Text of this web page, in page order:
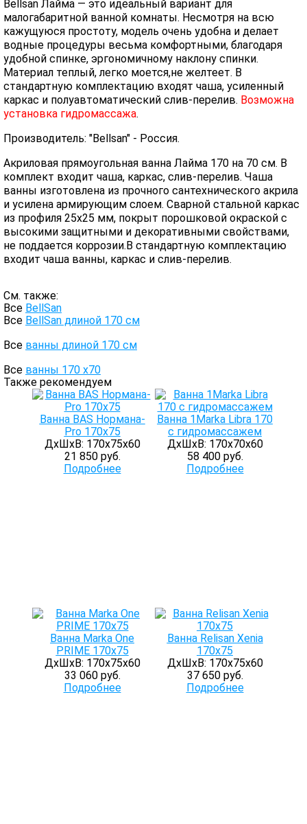
Bellsan Лайма — это идеальный вариант для
малогабаритной ванной комнаты. Несмотря на всю
кажущуюся простоту, модель очень удобна и делает
водные процедуры весьма комфортными, благодаря
удобной спинке, эргономичному наклону спинки.
Материал теплый, легко моется,не желтеет. В
стандартную комплектацию входят чаша, усиленный
каркас и полуавтоматический слив-перелив. Возможна
установка гидромассажа.
Производитель: "Bellsan" - Россия.
Акриловая прямоугольная ванна Лайма 170 на 70 см. В
комплект входит чаша, каркас, слив-перелив. Чаша
ванны изготовлена из прочного сантехнического акрила
и усилена армирующим слоем. Сварной стальной каркас
из профиля 25х25 мм, покрыт порошковой окраской с
высокими защитными и декоративными свойствами,
не поддается коррозии.В стандартную комплектацию
входит чаша ванны, каркас и слив-перелив.
См. также:
Все BellSan
Все BellSan длиной 170 см
Все ванны длиной 170 см
Все ванны 170 х70
Также рекомендуем
Ванна BAS Нормана-
Pro 170х75
ДхШхВ: 170х75х60
21 850 руб.
Подробнее
Ванна 1Marka Libra 170
с гидромассажем
ДхШхВ: 170х70х60
58 400 руб.
Подробнее
Ванна Marka One
PRIME 170х75
ДхШхВ: 170х75х60
33 060 руб.
Подробнее
Ванна Relisan Xenia
170x75
ДхШхВ: 170х75х60
37 650 руб.
Подробнее